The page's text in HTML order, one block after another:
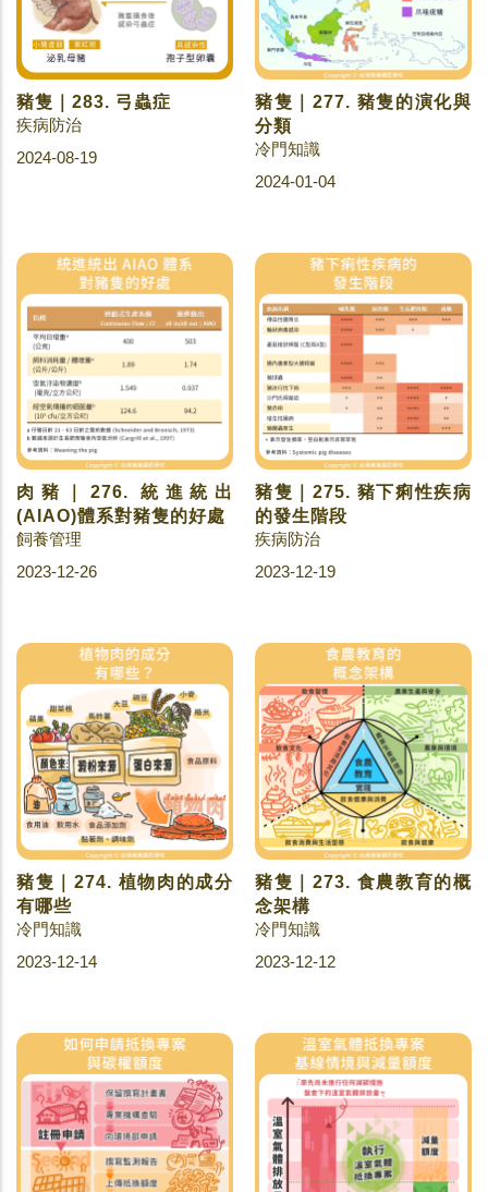
豬隻｜283. 弓蟲症
疾病防治
2024-08-19
豬隻｜277. 豬隻的演化與
分類
冷門知識
2024-01-04
肉豬｜276. 統進統出
(AIAO)體系對豬隻的好處
飼養管理
2023-12-26
豬隻｜275. 豬下痢性疾病
的發生階段
疾病防治
2023-12-19
豬隻｜274. 植物肉的成分
有哪些
冷門知識
2023-12-14
豬隻｜273. 食農教育的概
念架構
冷門知識
2023-12-12